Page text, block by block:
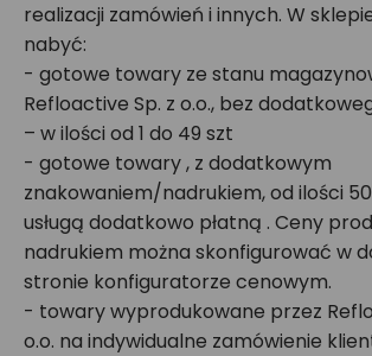
realizacji zamówień i innych. W
nabyć:
- gotowe towary ze stanu
Refloactive Sp. z o.o., bez
– w ilości od 1 do 49 szt
- gotowe towary , z dodatkowym
znakowaniem/nadrukiem, od ilości
usługą dodatkowo płatną . Ceny
nadrukiem można skonfigurować w
stronie konfiguratorze cenowym.
- towary wyprodukowane przez
o.o. na indywidualne zamówienie